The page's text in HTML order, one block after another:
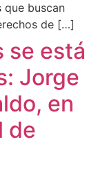
que buscan
de […]
se está
Jorge
en
de